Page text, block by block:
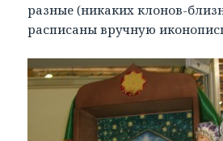
разные (никаких клонов-
расписаны вручную